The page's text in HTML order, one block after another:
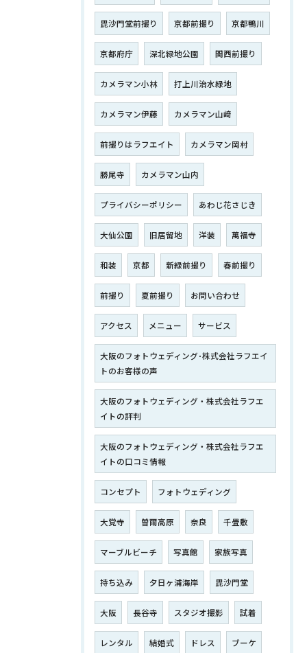
毘沙門堂前撮り 京都前撮り 京都鴨川
京都府庁 深北緑地公園 関西前撮り
カメラマン小林 打上川治水緑地
カメラマン伊藤 カメラマン山﨑
前撮りはラフエイト カメラマン岡村
勝尾寺 カメラマン山内
プライバシーポリシー あわじ花さじき
大仙公園 旧居留地 洋装 萬福寺
和装 京都 新緑前撮り 春前撮り
前撮り 夏前撮り お問い合わせ
アクセス メニュー サービス
大阪のフォトウェディング･株式会社ラフエイ
トのお客様の声
大阪のフォトウェディング・株式会社ラフエ
イトの評判
大阪のフォトウェディング・株式会社ラフエ
イトの口コミ情報
コンセプト フォトウェディング
大覚寺 曽爾高原 奈良 千畳敷
マーブルビーチ 写真館 家族写真
持ち込み 夕日ヶ浦海岸 毘沙門堂
大阪 長谷寺 スタジオ撮影 試着
レンタル 結婚式 ドレス ブーケ